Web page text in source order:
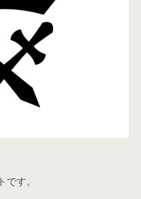
す。